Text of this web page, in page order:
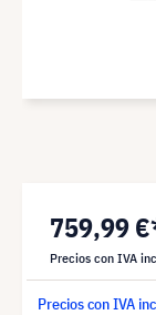
759,99
Precios con IVA
Precios con IVA